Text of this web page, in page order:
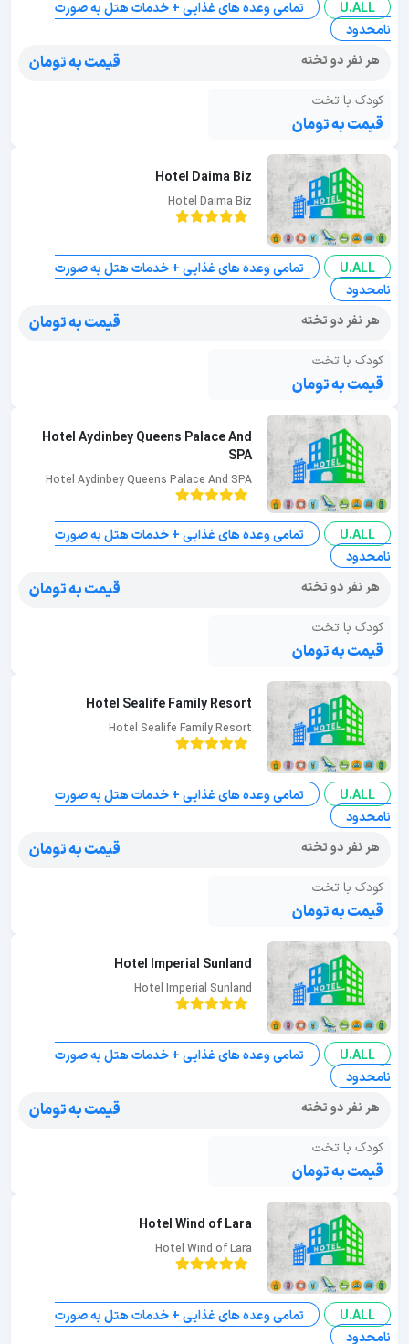
U.ALL
تمامی وعده های غذایی + خدمات هتل به صورت
نامحدود
هر نفر دو تخته
قیمت به تومان
کودک با تخت
قیمت به تومان
Hotel Daima Biz
Hotel Daima Biz
U.ALL
تمامی وعده های غذایی + خدمات هتل به صورت
نامحدود
هر نفر دو تخته
قیمت به تومان
کودک با تخت
قیمت به تومان
Hotel Aydinbey Queens Palace And
SPA
Hotel Aydinbey Queens Palace And SPA
U.ALL
تمامی وعده های غذایی + خدمات هتل به صورت
نامحدود
هر نفر دو تخته
قیمت به تومان
کودک با تخت
قیمت به تومان
Hotel Sealife Family Resort
Hotel Sealife Family Resort
U.ALL
تمامی وعده های غذایی + خدمات هتل به صورت
نامحدود
هر نفر دو تخته
قیمت به تومان
کودک با تخت
قیمت به تومان
Hotel Imperial Sunland
Hotel Imperial Sunland
U.ALL
تمامی وعده های غذایی + خدمات هتل به صورت
نامحدود
هر نفر دو تخته
قیمت به تومان
کودک با تخت
قیمت به تومان
Hotel Wind of Lara
Hotel Wind of Lara
U.ALL
تمامی وعده های غذایی + خدمات هتل به صورت
نامحدود